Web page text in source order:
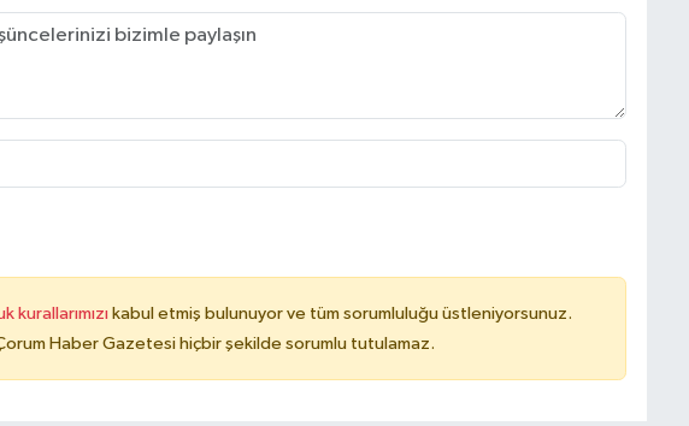
kurallarımızı kabul etmiş bulunuyor ve tüm sorumluluğu üstleniyorsunuz.
Haber Gazetesi hiçbir şekilde sorumlu tutulamaz.